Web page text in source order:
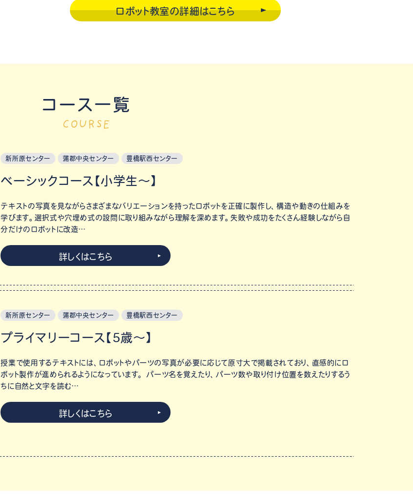
ロボット教室の詳細はこちら
コース一覧
COURSE
新所原センター 蒲郡中央センター 豊橋駅西センター
ベーシックコース【小学生～】
テキストの写真を見ながらさまざまなバリエーションを持ったロボットを正確に製作し、構造や動きの仕組みを
学びます。選択式や穴埋め式の設問に取り組みながら理解を深めます。失敗や成功をたくさん経験しながら自
分だけのロボットに改造…
詳しくはこちら
新所原センター 蒲郡中央センター 豊橋駅西センター
プライマリーコース【5歳～】
授業で使用するテキストには、ロボットやパーツの写真が必要に応じて原寸大で掲載されており、直感的にロ
ボット製作が進められるようになっています。 パーツ名を覚えたり、パーツ数や取り付け位置を数えたりするう
ちに自然と文字を読む…
詳しくはこちら